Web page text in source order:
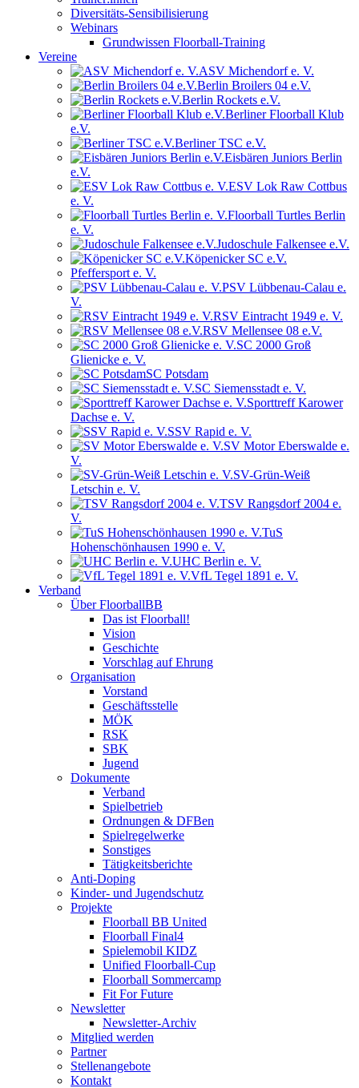
Diversitäts-Sensibilisierung
Webinars
Grundwissen Floorball-Training
Vereine
ASV Michendorf e. V.
Berlin Broilers 04 e.V.
Berlin Rockets e.V.
Berliner Floorball Klub
e.V.
Berliner TSC e.V.
Eisbären Juniors Berlin
e.V.
ESV Lok Raw Cottbus
e. V.
Floorball Turtles Berlin
e. V.
Judoschule Falkensee e.V.
Köpenicker SC e.V.
Pfeffersport e. V.
PSV Lübbenau-Calau e.
V.
RSV Eintracht 1949 e. V.
RSV Mellensee 08 e.V.
SC 2000 Groß
Glienicke e. V.
SC Potsdam
SC Siemensstadt e. V.
Sporttreff Karower
Dachse e. V.
SSV Rapid e. V.
SV Motor Eberswalde e.
V.
SV-Grün-Weiß
Letschin e. V.
TSV Rangsdorf 2004 e.
V.
TuS
Hohenschönhausen 1990 e. V.
UHC Berlin e. V.
VfL Tegel 1891 e. V.
Verband
Über FloorballBB
Das ist Floorball!
Vision
Geschichte
Vorschlag auf Ehrung
Organisation
Vorstand
Geschäftsstelle
MÖK
RSK
SBK
Jugend
Dokumente
Verband
Spielbetrieb
Ordnungen & DFBen
Spielregelwerke
Sonstiges
Tätigkeitsberichte
Anti-Doping
Kinder- und Jugendschutz
Projekte
Floorball BB United
Floorball Final4
Spielemobil KIDZ
Unified Floorball-Cup
Floorball Sommercamp
Fit For Future
Newsletter
Newsletter-Archiv
Mitglied werden
Partner
Stellenangebote
Kontakt